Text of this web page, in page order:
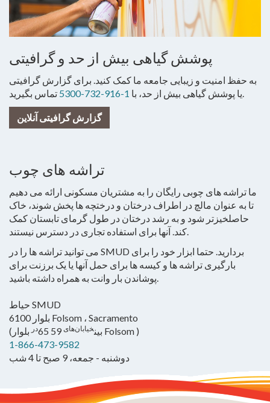
پوشش گیاهی بیش از حد و گرافیتی
به حفظ امنیت و زیبایی جامعه ما کمک کنید. برای گزارش گرافیتی
یا پوشش گیاهی بیش از حد، با 1-916-732-5300 تماس بگیرید.
گزارش گرافیتی آنلاین
تراشه های چوب
ما تراشه های چوبی رایگان را به مشتریان مسکونی ارائه می دهیم
تا به عنوان مالچ در اطراف درختان و درختچه ها پخش شوند، خاک
حاصلخیزتر شود و به رشد درختان در طول گرمای تابستان کمک
کند. آنها برای استفاده تجاری در دسترس نیستند.
می توانید تراشه ها را در SMUD بردارید. حتما ابزار خود را برای
بارگیری تراشه ها و کیسه ها برای حمل آنها یا یک برزنت برای
پوشاندن بار وانت به همراه داشته باشید.
حیاط SMUD
6100 بلوار Folsom ، Sacramento
(بینخیابان‌های در
بلوار Folsom )
1-866-473-9582